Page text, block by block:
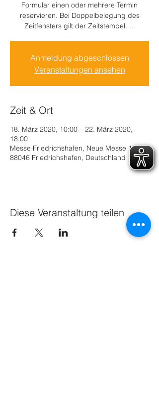
Formular einen oder mehrere Termin
reservieren. Bei Doppelbelegung des
Zeitfensters gilt der Zeitstempel. ...
Anmeldung abgeschlossen
Veranstaltungen ansehen
Zeit & Ort
18. März 2020, 10:00 – 22. März 2020,
18:00
Messe Friedrichshafen, Neue Messe 1,
88046 Friedrichshafen, Deutschland
Diese Veranstaltung teilen